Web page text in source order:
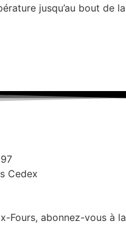
jusqu’au bout de la
Cedex
Fours, abonnez-vous à la